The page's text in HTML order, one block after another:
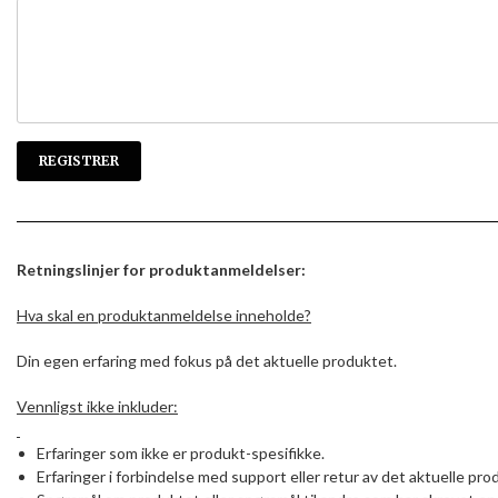
Retningslinjer for produktanmeldelser:
Hva skal en produktanmeldelse inneholde?
Din egen erfaring med fokus på det aktuelle produktet.
Vennligst ikke inkluder:
Erfaringer som ikke er produkt-spesifikke.
Erfaringer i forbindelse med support eller retur av det aktuelle